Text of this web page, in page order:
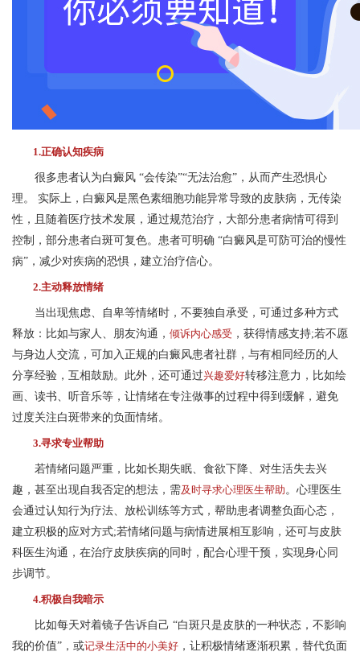
1.正确认知疾病
很多患者认为白癜风 “会传染”“无法治愈”，从而产生恐惧心
理。 实际上，白癜风是黑色素细胞功能异常导致的皮肤病，无传染
性，且随着医疗技术发展，通过规范治疗，大部分患者病情可得到
控制，部分患者白斑可复色。患者可明确 “白癜风是可防可治的慢性
病”，减少对疾病的恐惧，建立治疗信心。
2.主动释放情绪
当出现焦虑、自卑等情绪时，不要独自承受，可通过多种方式
释放：比如与家人、朋友沟通， 倾诉内心感受 ，获得情感支持;若不愿
与身边人交流，可加入正规的白癜风患者社群，与有相同经历的人
分享经验，互相鼓励。此外，还可通过兴趣爱好转移注意力，比如绘
画、读书、听音乐等，让情绪在专注做事的过程中得到缓解，避免
过度关注白斑带来的负面情绪。
3.寻求专业帮助
若情绪问题严重，比如长期失眠、食欲下降、对生活失去兴
趣，甚至出现自我否定的想法，需及时寻求心理医生帮助。心理医生
会通过认知行为疗法、放松训练等方式，帮助患者调整负面心态，
建立积极的应对方式;若情绪问题与病情进展相互影响，还可与皮肤
科医生沟通，在治疗皮肤疾病的同时，配合心理干预，实现身心同
步调节。
4.积极自我暗示
比如每天对着镜子告诉自己 “白斑只是皮肤的一种状态，不影响
我的价值”，或记录生活中的小美好 ，让积极情绪逐渐积累，替代负面